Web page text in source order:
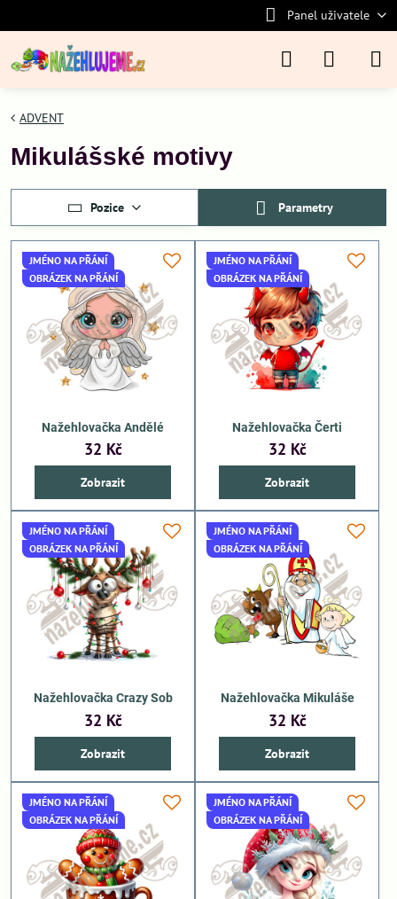
Panel uživatele
ADVENT
Mikulášské motivy
Pozice Parametry
JMÉNO NA PŘÁNÍ
OBRÁZEK NA PŘÁNÍ
Nažehlovačka Andělé
32 Kč
Zobrazit
JMÉNO NA PŘÁNÍ
OBRÁZEK NA PŘÁNÍ
Nažehlovačka Čerti
32 Kč
Zobrazit
JMÉNO NA PŘÁNÍ
OBRÁZEK NA PŘÁNÍ
Nažehlovačka Crazy Sob
32 Kč
Zobrazit
JMÉNO NA PŘÁNÍ
OBRÁZEK NA PŘÁNÍ
Nažehlovačka Mikuláše
32 Kč
Zobrazit
JMÉNO NA PŘÁNÍ
OBRÁZEK NA PŘÁNÍ
JMÉNO NA PŘÁNÍ
OBRÁZEK NA PŘÁNÍ